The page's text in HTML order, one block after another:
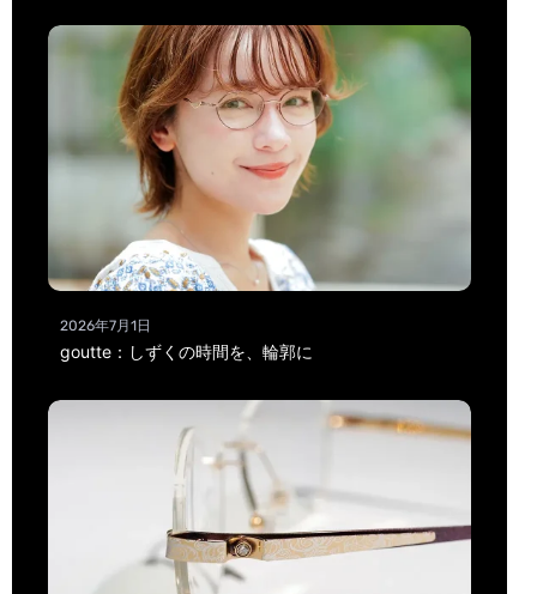
2026年7月1日
goutte：しずくの時間を、輪郭に